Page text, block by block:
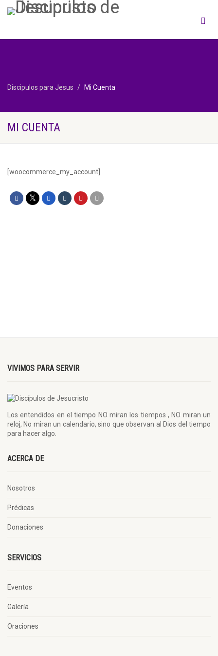
Discipulos para Jesus Mi Cuenta
MI CUENTA
[woocommerce_my_account]
VIVIMOS PARA SERVIR
Los entendidos en el tiempo NO miran los tiempos , NO miran un
reloj, No miran un calendario, sino que observan al Dios del tiempo
para hacer algo.
ACERCA DE
Nosotros
Prédicas
Donaciones
SERVICIOS
Eventos
Galería
Oraciones